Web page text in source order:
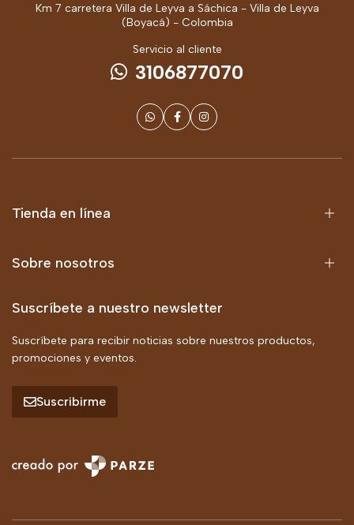
Km 7 carretera Villa de Leyva a Sáchica - Villa de Leyva
(Boyacá) - Colombia
Servicio al cliente
3106877070
Tienda en línea
Sobre nosotros
Suscríbete a nuestro newsletter
Suscríbete para recibir noticias sobre nuestros productos,
promociones y eventos.
Suscribirme